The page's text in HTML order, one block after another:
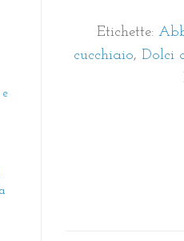
Etichette:
cucchiaio, Dolci